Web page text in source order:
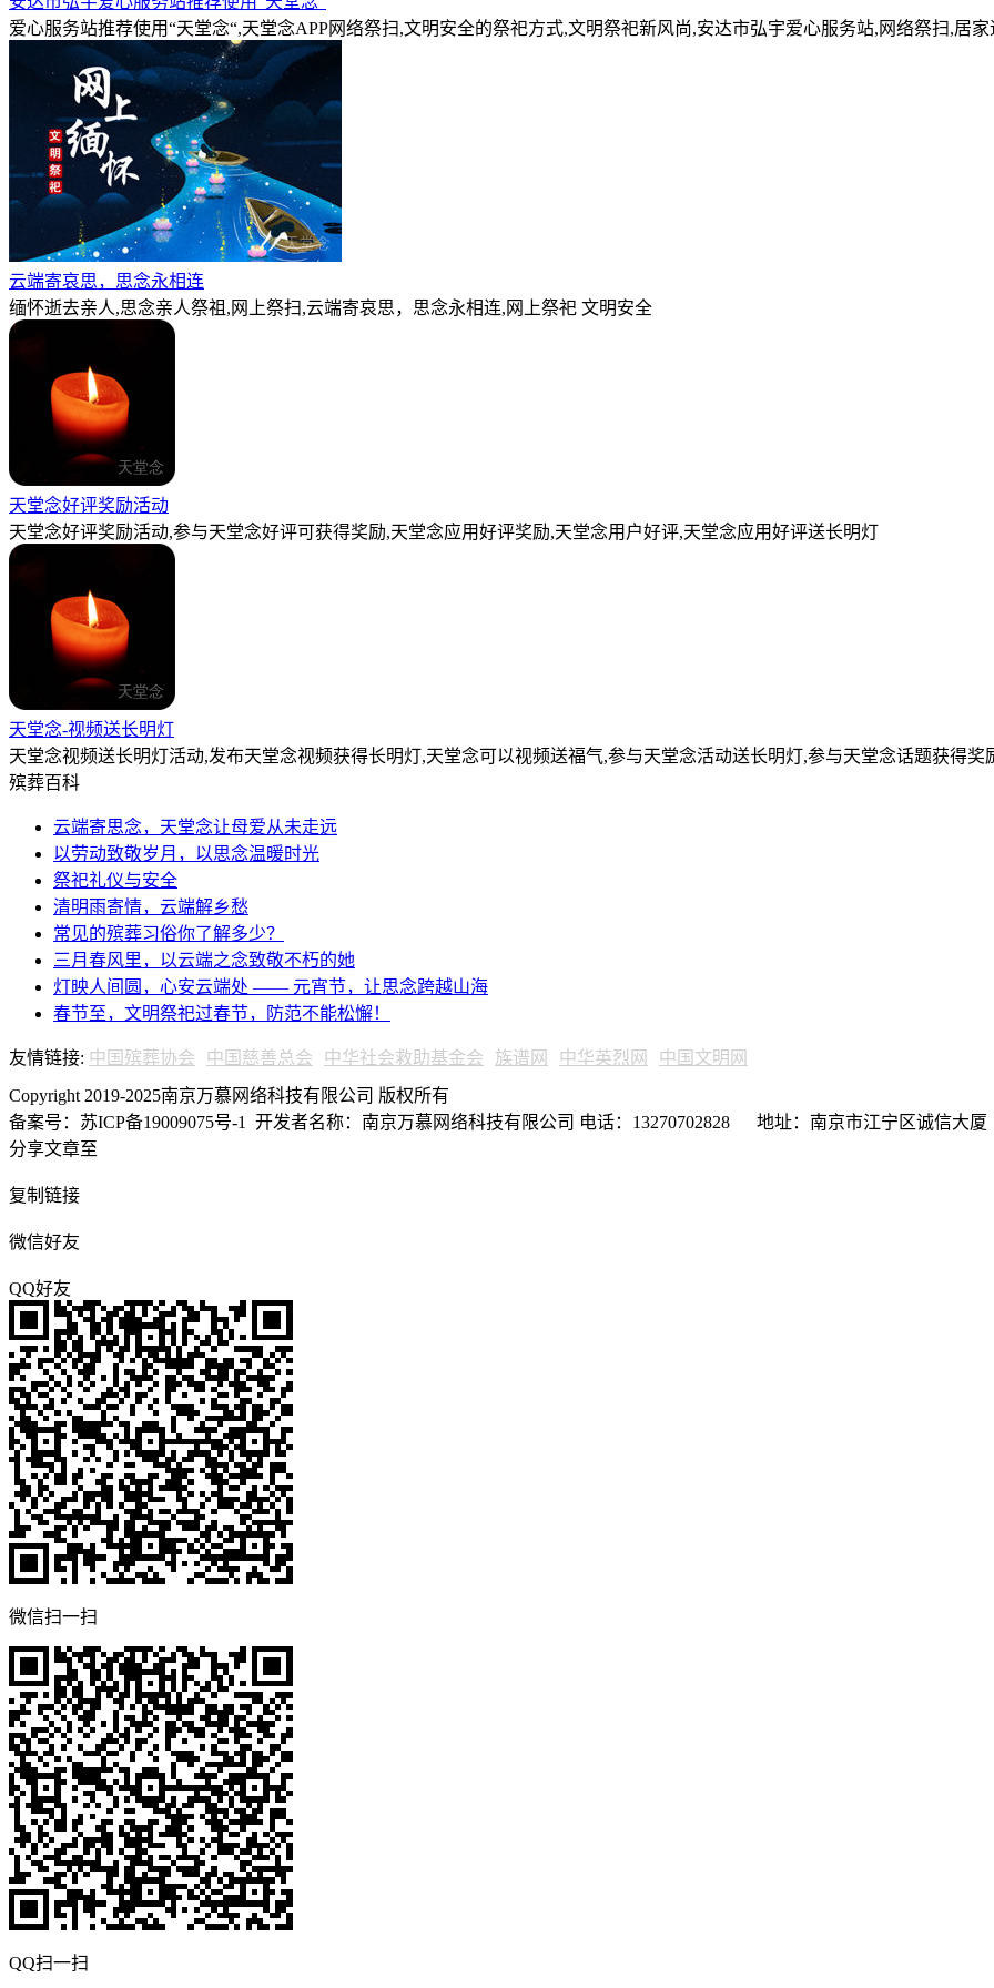
爱心服务站推荐使用“天堂念“,天堂念APP网络祭扫,文明安全的祭祀方式,文明祭祀新风尚,安达市弘宇爱心服务站,网络祭扫,居
云端寄哀思，思念永相连
缅怀逝去亲人,思念亲人祭祖,网上祭扫,云端寄哀思，思念永相连,网上祭祀 文明安全
天堂念好评奖励活动
天堂念好评奖励活动,参与天堂念好评可获得奖励,天堂念应用好评奖励,天堂念用户好评,天堂念应用好评送长明灯
天堂念-视频送长明灯
天堂念视频送长明灯活动,发布天堂念视频获得长明灯,天堂念可以视频送福气,参与天堂念活动送长明灯,参与天堂念话题获得奖
殡葬百科
云端寄思念，天堂念让母爱从未走远
以劳动致敬岁月，以思念温暖时光
祭祀礼仪与安全
清明雨寄情，云端解乡愁
常见的殡葬习俗你了解多少？
三月春风里，以云端之念致敬不朽的她
灯映人间圆，心安云端处 —— 元宵节，让思念跨越山海
春节至，文明祭祀过春节，防范不能松懈！
友情链接: 中国殡葬协会 中国慈善总会 中华社会救助基金会 族谱网 中华英烈网
中国文明网
Copyright 2019-2025南京万慕网络科技有限公司 版权所有
备案号：苏ICP备19009075号-1
开发者名称：南京万慕网络科技有限公司 电话：13270702828 地址：南京市江宁区诚信大厦
分享文章至
复制链接
微信好友
QQ好友
微信扫一扫
QQ扫一扫